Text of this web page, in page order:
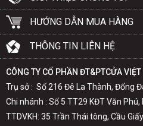
HƯỚNG DẪN MUA HÀNG
THÔNG TIN LIÊN HỆ
CÔNG TY CỔ PHẦN ĐT&PTCỬA VIỆT
Trụ sở : Số 216 Đê La Thành, Đống
Chi nhánh : Số 5 TT29 KĐT Văn Phú,
TTDVKH: 35 Trần Thái tông, Cầu